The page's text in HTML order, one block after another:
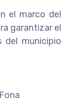
el marco del
garantizar el
del municipio